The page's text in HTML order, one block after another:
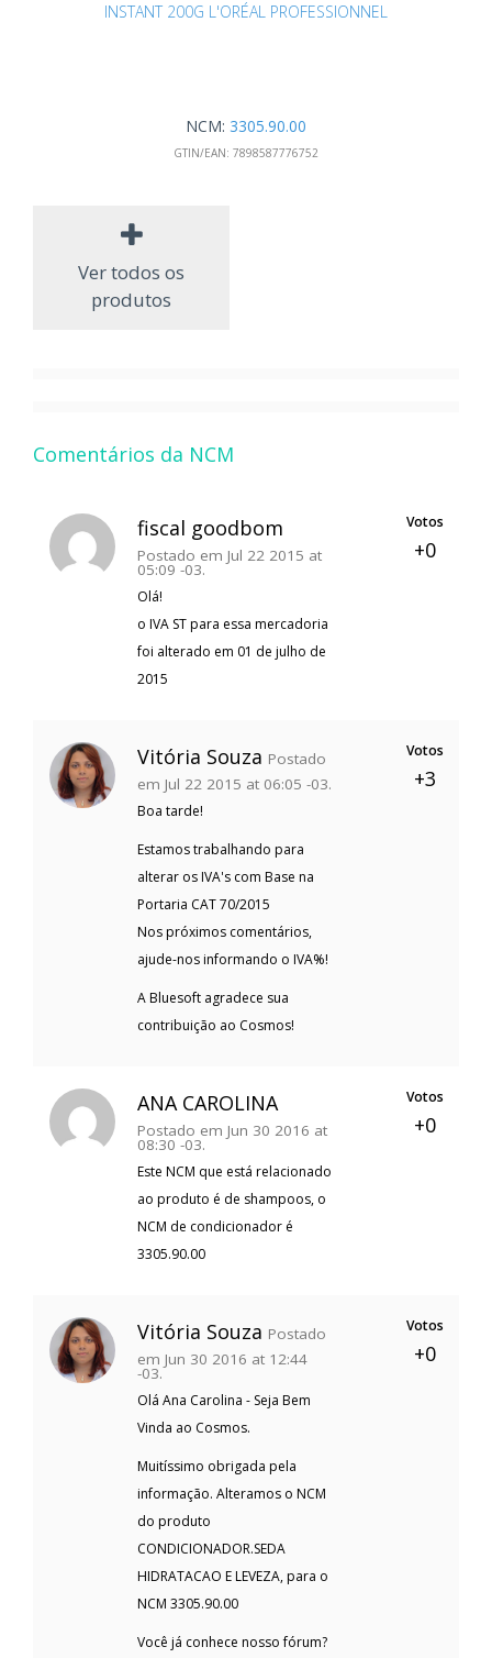
INSTANT 200G L'ORÉAL PROFESSIONNEL
NCM: 3305.90.00
GTIN/EAN: 7898587776752
Ver todos os
produtos
Comentários da NCM
fiscal goodbom
Postado em Jul 22 2015 at
05:09 -03.
Olá!
o IVA ST para essa mercadoria
foi alterado em 01 de julho de
2015
Votos
+0
Vitória Souza Postado
em Jul 22 2015 at 06:05 -03.
Boa tarde!
Estamos trabalhando para
alterar os IVA's com Base na
Portaria CAT 70/2015
Nos próximos comentários,
ajude-nos informando o IVA%!
A Bluesoft agradece sua
contribuição ao Cosmos!
Votos
+3
ANA CAROLINA
Postado em Jun 30 2016 at
08:30 -03.
Este NCM que está relacionado
ao produto é de shampoos, o
NCM de condicionador é
3305.90.00
Votos
+0
Vitória Souza Postado
em Jun 30 2016 at 12:44
-03.
Olá Ana Carolina - Seja Bem
Vinda ao Cosmos.
Muitíssimo obrigada pela
informação. Alteramos o NCM
do produto
CONDICIONADOR.SEDA
HIDRATACAO E LEVEZA, para o
NCM 3305.90.00
Você já conhece nosso fórum?
Votos
+0